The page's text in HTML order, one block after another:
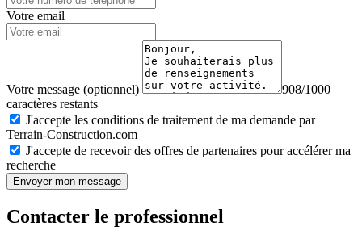
Votre email
Votre message (optionnel)
908/1000
caractères restants
J'accepte les conditions de traitement de ma demande par
Terrain-Construction.com
J'accepte de recevoir des offres de partenaires pour accélérer ma
recherche
Envoyer mon message
Contacter le professionnel